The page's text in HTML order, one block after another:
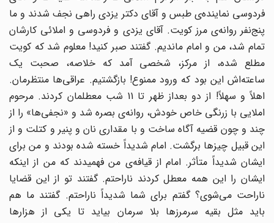
فردوسی نماینده‌ی طبس و آقای دکتر یزدی راهی نجف شدند و ما
پنج‌نفر روانه‌ی مرز کویت. آقای یزدی و فردوسی و املائی کارشان
تمام شد‌، من و امام ماندیم. گفتند صبر کنید! معلوم شد که کویت
مطلع شده، از مرکز، شخصی آمد که خلاصه، صحبت یک
ساعته‌‌اش این بود که ورود ممنوع! بازگشتیم. عراقی‌ها منتظرمان.
اهلاً و سهلاً! از دو بعد‌از ظهر تا 11 شب معطلمان کردند. مرحوم
املایی با زرنگی خاص خودش، ‌روانه‌ی بصره شد و «نجفی‌ها» را از
چند و چون قضیه آگاه ساخت و با مقداری نان و پنیر و کتلت و از
این قبیل چیزها برگشت. امام شدیداً خسته شده بودند و من برای
ایشان شدیداً متأثر. امام از قیافه‌ی من فهمیدند که من از اینکه
ایشان را این همه معطل کردند ناراحتم. گفتند تو از این قضایا
ناراحت می‌شوی؟ گفتم برای شما شدیداً ناراحتم. گفتند ما هم
باید مثل بقیه سرمرزها بلا سرمان بیاید تا یکی از هزارها